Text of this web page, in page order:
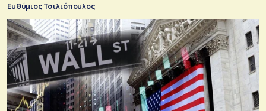
Ευθύμιος Τσιλιόπουλος